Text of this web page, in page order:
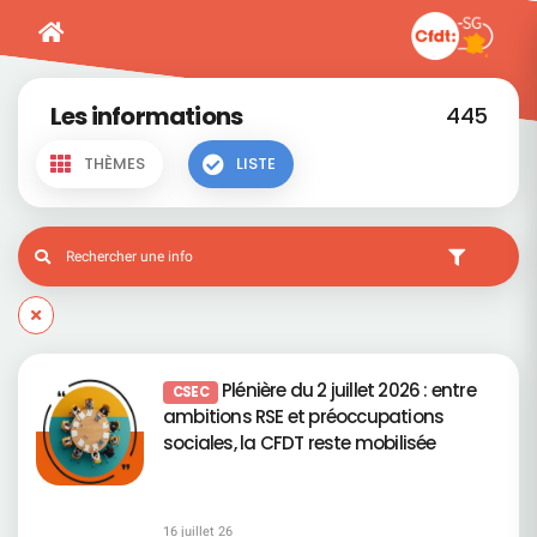
Les informations 445
THÈMES LISTE
CSEC Plénière du 2 juillet 2026 : entre
ambitions RSE et préoccupations
sociales, la CFDT reste mobilisée
16 juillet 26